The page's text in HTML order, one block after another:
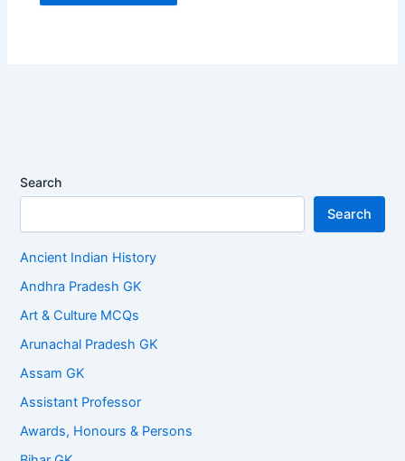
Search
Search
Ancient Indian History
Andhra Pradesh GK
Art & Culture MCQs
Arunachal Pradesh GK
Assam GK
Assistant Professor
Awards, Honours & Persons